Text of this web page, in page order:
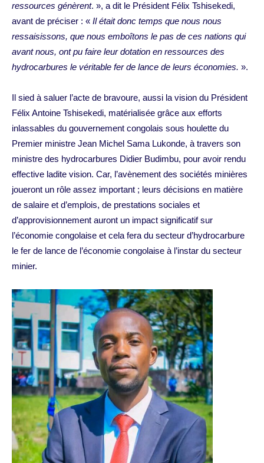
ressources génèrent. », a dit le Président Félix Tshisekedi,
avant de préciser : « Il était donc temps que nous nous
ressaisissons, que nous emboîtons le pas de ces nations qui
avant nous, ont pu faire leur dotation en ressources des
hydrocarbures le véritable fer de lance de leurs économies. ».
Il sied à saluer l’acte de bravoure, aussi la vision du Président
Félix Antoine Tshisekedi, matérialisée grâce aux efforts
inlassables du gouvernement congolais sous houlette du
Premier ministre Jean Michel Sama Lukonde, à travers son
ministre des hydrocarbures Didier Budimbu, pour avoir rendu
effective ladite vision. Car, l’avènement des sociétés minières
joueront un rôle assez important ; leurs décisions en matière
de salaire et d’emplois, de prestations sociales et
d’approvisionnement auront un impact significatif sur
l’économie congolaise et cela fera du secteur d’hydrocarbure
le fer de lance de l’économie congolaise à l’instar du secteur
minier.